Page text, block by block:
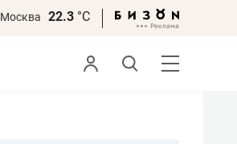
Москва 22.3 °С